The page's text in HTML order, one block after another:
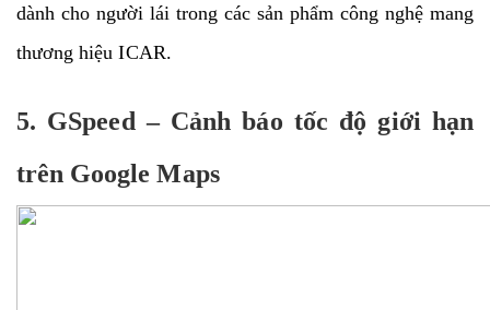
dành cho người lái trong các sản phẩm công nghệ mang
thương hiệu ICAR.
5. GSpeed – Cảnh báo tốc độ giới hạn
trên Google Maps